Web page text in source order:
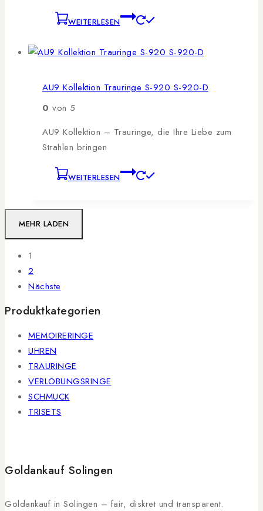
WEITERLESEN
AU9 Kollektion Trauringe S-920 S-920-D
0 von 5
AU9 Kollektion – Trauringe, die Ihre Liebe zum
Strahlen bringen
WEITERLESEN
MEHR LADEN
1
2
Nächste
Produktkategorien
MEMOIRERINGE
UHREN
TRAURINGE
VERLOBUNGSRINGE
SCHMUCK
TRISETS
Goldankauf Solingen
Goldankauf in Solingen – fair, diskret und transparent.